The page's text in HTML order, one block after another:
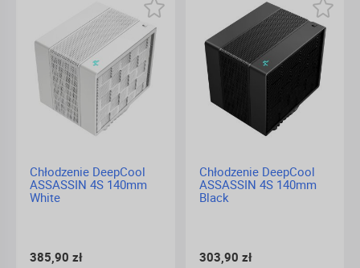
Chłodzenie DeepCool
ASSASSIN 4S 140mm
White
385,90 zł
Chłodzenie DeepCool
ASSASSIN 4S 140mm
Black
303,90 zł